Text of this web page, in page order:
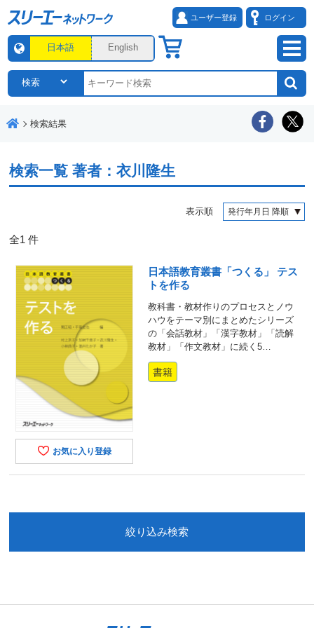
ユーザー登録 ログイン
日本語 English
検索結果
検索一覧著者：衣川隆生
表示順
全1 件
お気に入り登録
日本語教育叢書「つくる」 テス
トを作る
教科書・教材作りのプロセスとノウ
ハウをテーマ別にまとめたシリーズ
の「会話教材」「漢字教材」「読解
教材」「作文教材」に続く5…
書籍
絞り込み検索